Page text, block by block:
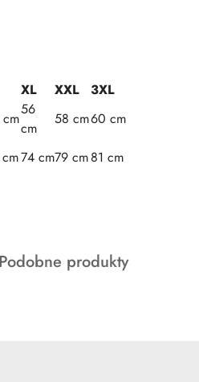
XL XXL
3XL
56
cm
58 cm60 cm
74 cm79 cm81 cm
Produkty
Podobne produkty